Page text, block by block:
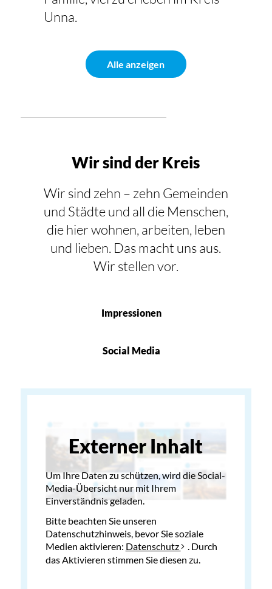
Unna.
Alle anzeigen
Wir sind der Kreis
Wir sind zehn – zehn Gemeinden
und Städte und all die Menschen,
die hier wohnen, arbeiten, leben
und lieben. Das macht uns aus.
Wir stellen vor.
Impressionen
Social Media
Externer Inhalt
Um Ihre Daten zu schützen, wird die Social-
Media-Übersicht nur mit Ihrem
Einverständnis geladen.
Bitte beachten Sie unseren
Datenschutzhinweis, bevor Sie soziale
Medien aktivieren: Datenschutz
. Durch
das Aktivieren stimmen Sie diesen zu.